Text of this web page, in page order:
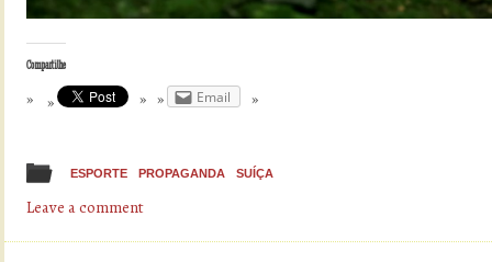
Compartilhe
Email
ESPORTE PROPAGANDA SUÍÇA
Leave a comment